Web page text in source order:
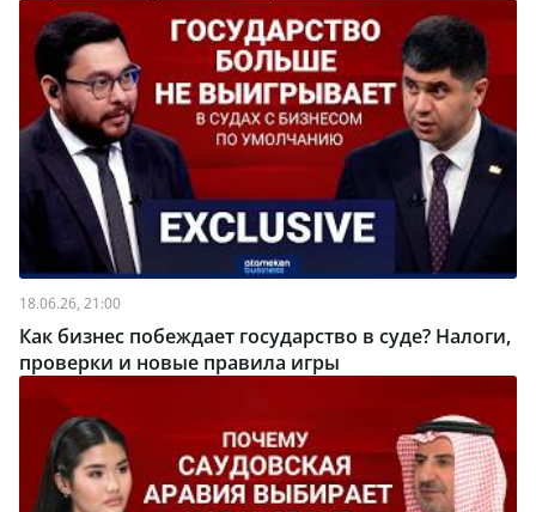
18.06.26, 21:00
Как бизнес побеждает государство в суде? Налоги,
проверки и новые правила игры